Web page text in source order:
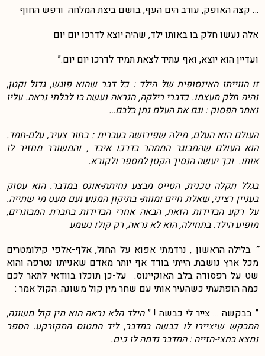
… קצה האופק, עורב הים העף, בושם ביצת המלחה ורפש החוף
אלה נעשו חלק בו באותו ילד, שהיה יוצא לדרכו יום יום
ועדיין הוא יוצא, ואף עתיד לצאת תמיד לדרכו יום יום.”
זו הווייתו האינסופית של הילד : כל דבר שהוא פוגש, גדול וקטן,
נהיה חלק מעצמו. כדברי רילקה, הנראה נעשה בו לבלתי נראה. עליו
נאמר הפסוק : וגם את העלם נתן בלבם…
העולם הוא העלם, מילה שפירושה בעברית : בחור צעיר, עלם-חמד.
הוא העולם שהמבוגר הממהר בדרכו איבד , והמשורר מחזיר לו
אותו. וכך יעשה הנסיך הקטן למספר ולקורא.
בגלל תקלה טכנית, הטייס מבצע נחיתת-אונס במדבר. הוא עסוק
בעניין רציני, שאלת חיים ומוות- בתיקון המנוע ועם מעט מי שתייה.
על רקע הבדידות הזאת, הבאה אחרי הבדידות בחברת המבוגרים,
מופיע הילד. בתחילה, הוא לא נראה, רק קולו נשמע
” בלילה הראשון , נרדמתי אפוא על החול, אלף-אלפי קילומטרים
מכל ארץ נושבת. הייתי בודד אף יותר מאדם שאנייתו נטרפה והוא
שט על רפסודה בלב האוקיינוס. על-כן תוכלו בוודאי לתאר לכם
כמה הופתעתי כשהעיר אותי עם שחר מין קול משונה. הקול אמר :
” בבקשה … צייר לי כבשה ! ”הילד הלא נראה הוא מין קול משונה,
המבקש שיציירו לו כבשה במדבר, ליד המטוס המקורקע. הספר
נמצא בחצי-הזייה : המדבר נדמה לו כים.